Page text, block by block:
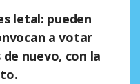
letal: pueden
a votar
nuevo, con la